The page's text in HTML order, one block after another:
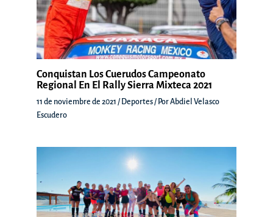
Conquistan Los Cuerudos Campeonato
Regional En El Rally Sierra Mixteca 2021
11 de noviembre de 2021 / Deportes / PorAbdiel Velasco
Escudero